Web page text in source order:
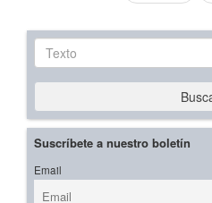
Texto
Suscríbete a nuestro boletín
Email